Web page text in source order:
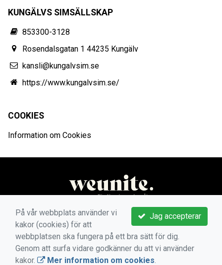
KUNGÄLVS SIMSÄLLSKAP
853300-3128
Rosendalsgatan 1 44235 Kungälv
kansli@kungalvsim.se
https://www.kungalvsim.se/
COOKIES
Information om Cookies
Jag accepterar
På vår webbplats använder vi
kakor (cookies) för att
webbplatsen ska fungera på ett bra sätt för dig.
Genom att surfa vidare godkänner du att vi använder
kakor.
Mer information om cookies.